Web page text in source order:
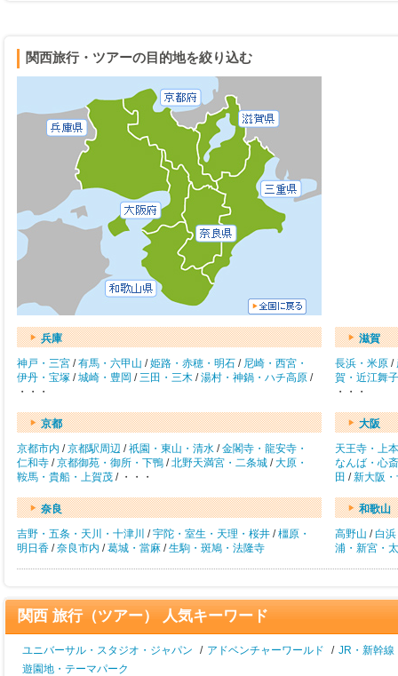
関西旅行・ツアーの目的地を絞り込む
兵庫
神戸・三宮 /有馬・六甲山 /姫路・赤穂・明石 / 尼崎・西宮・
伊丹・宝塚 /城崎・豊岡 /三田・三木 /湯村・神鍋・ハチ高原 /
・・・
滋賀
長浜・米原 /
賀・近江舞
・・・
京都
京都市内 /京都駅周辺 /祇園・東山・清水 /金閣寺・龍安寺・
仁和寺 /京都御苑・御所・下鴨 /北野天満宮・二条城 /大原・
鞍馬・貴船・上賀茂 / ・・・
大阪
天王寺・上
なんば・心
田 /新大阪
奈良
吉野・五条・天川・十津川 /宇陀・室生・天理・桜井 /橿原・
明日香 /奈良市内 /葛城・當麻 /生駒・斑鳩・法隆寺
和歌山
高野山 /白
浦・新宮・
関西 旅行（ツアー） 人気キーワード
ユニバーサル・スタジオ・ジャパン / アドベンチャーワールド / JR・新幹線
遊園地・テーマパーク